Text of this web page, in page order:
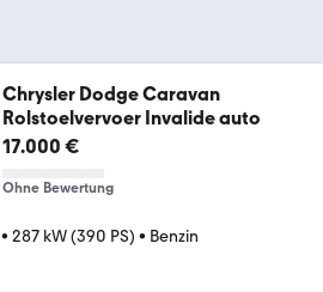
Chrysler Dodge Caravan
Rolstoelvervoer Invalide auto
17.000 €
Ohne Bewertung
• 287 kW (390 PS) • Benzin